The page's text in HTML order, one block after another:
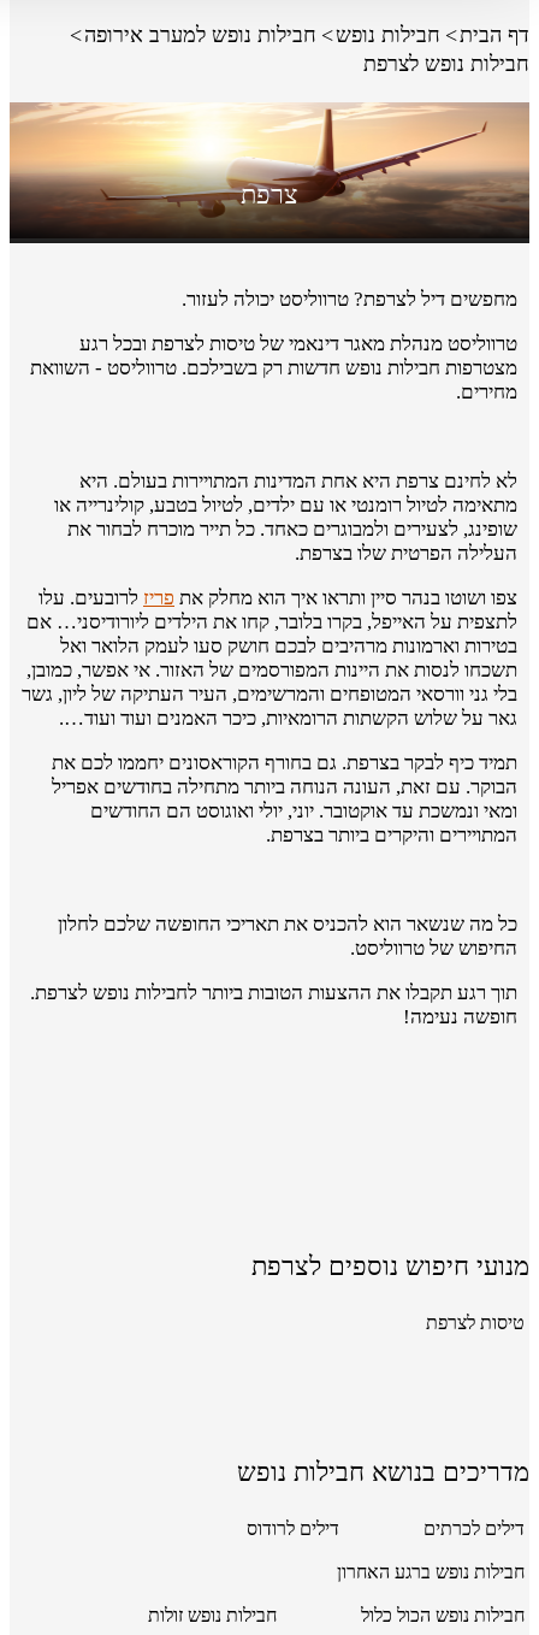
דף הבית חבילות נופש
חבילות נופש למערב אירופה
חבילות נופש לצרפת
צרפת
מחפשים דיל לצרפת? טרווליסט יכולה לעזור.
טרווליסט מנהלת מאגר דינאמי של טיסות לצרפת ובכל רגע
מצטרפות חבילות נופש חדשות רק בשבילכם. טרווליסט - השוואת
מחירים.
לא לחינם צרפת היא אחת המדינות המתויירות בעולם. היא
מתאימה לטיול רומנטי או עם ילדים, לטיול בטבע, קולינרייה או
שופינג, לצעירים ולמבוגרים כאחד. כל תייר מוכרח לבחור את
העלילה הפרטית שלו בצרפת.
צפו ושוטו בנהר סיין ותראו איך הוא מחלק את פריז לרובעים. עלו
לתצפית על האייפל, בקרו בלובר, קחו את הילדים ליורודיסני… אם
בטירות וארמונות מרהיבים לבכם חושק סעו לעמק הלואר ואל
תשכחו לנסות את היינות המפורסמים של האזור. אי אפשר, כמובן,
בלי גני וורסאי המטופחים והמרשימים, העיר העתיקה של ליון, גשר
גאר על שלוש הקשתות הרומאיות, כיכר האמנים ועוד ועוד….
תמיד כיף לבקר בצרפת. גם בחורף הקוראסונים יחממו לכם את
הבוקר. עם זאת, העונה הנוחה ביותר מתחילה בחודשים אפריל
ומאי ונמשכת עד אוקטובר. יוני, יולי ואוגוסט הם החודשים
המתויירים והיקרים ביותר בצרפת.
כל מה שנשאר הוא להכניס את תאריכי החופשה שלכם לחלון
החיפוש של טרווליסט.
תוך רגע תקבלו את ההצעות הטובות ביותר לחבילות נופש לצרפת.
חופשה נעימה!
מנועי חיפוש נוספים לצרפת
טיסות לצרפת
מדריכים בנושא חבילות נופש
דילים לכרתים דילים לרודוס
חבילות נופש ברגע האחרון
חבילות נופש הכול כלול חבילות נופש זולות